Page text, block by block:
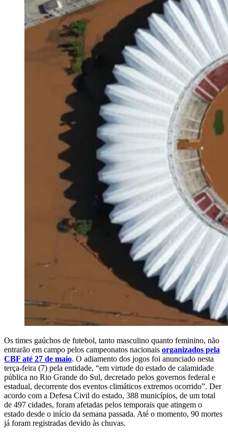
Os times gaúchos de futebol, tanto masculino quanto feminino, não
entrarão em campo pelos campeonatos nacionais organizados pela
CBF até 27 de maio. O adiamento dos jogos foi anunciado nesta
terça-feira (7) pela entidade, “em virtude do estado de calamidade
pública no Rio Grande do Sul, decretado pelos governos federal e
estadual, decorrente dos eventos climáticos extremos ocorrido”. Der
acordo com a Defesa Civil do estado, 388 municípios, de um total
de 497 cidades, foram afetadas pelos temporais que atingem o
estado desde o início da semana passada. Até o momento, 90 mortes
já foram registradas devido às chuvas.